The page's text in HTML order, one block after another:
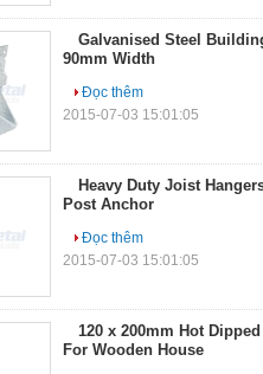
Galvanised Steel
90mm Width
Đọc thêm
2015-07-03 15:01:05
Heavy Duty Joist
Post Anchor
Đọc thêm
2015-07-03 15:01:05
120 x 200mm Hot
For Wooden House